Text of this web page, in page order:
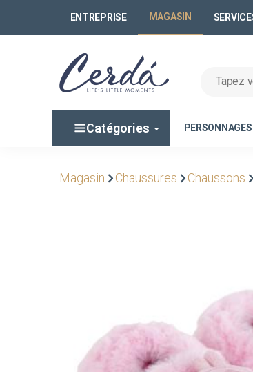
ENTREPRISE MAGASIN
Catégories PERSONNAGES
Magasin Chaussures Chaussons